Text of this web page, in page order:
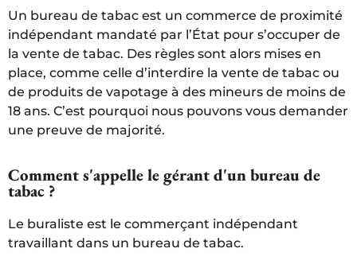
Un bureau de tabac est un commerce de proximité
indépendant mandaté par l’État pour s’occuper de
la vente de tabac. Des règles sont alors mises en
place, comme celle d’interdire la vente de tabac ou
de produits de vapotage à des mineurs de moins de
18 ans. C’est pourquoi nous pouvons vous demander
une preuve de majorité.
Comment s'appelle le gérant d'un bureau de
tabac ?
Le buraliste est le commerçant indépendant
travaillant dans un bureau de tabac.